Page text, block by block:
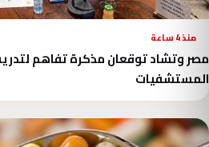
منذ 4 ساعة
مصر وتشاد توقعان مذكرة تفاهم
المستشفيات